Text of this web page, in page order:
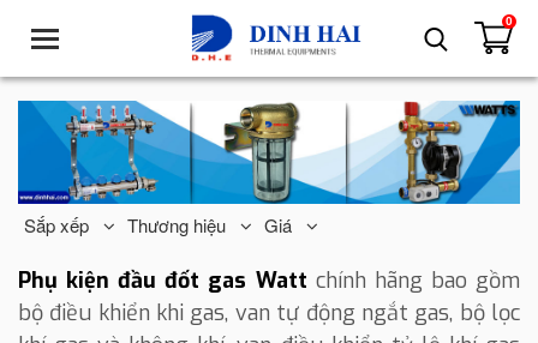
T
g
g
n
a
i
g
a
0
Sắp xếp Thương hiệu Giá
Phụ kiện đầu đốt gas Watt chính hãng bao gồm
bộ điều khiển khi gas, van tự động ngắt gas, bộ lọc